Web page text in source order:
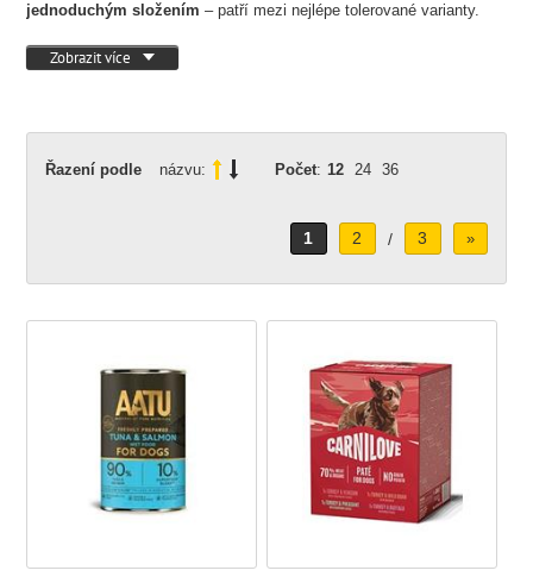
jednoduchým složením – patří mezi nejlépe tolerované varianty.
Zobrazit více
Řazení podle názvu: Počet: 12 24 36
1 2 / 3 »